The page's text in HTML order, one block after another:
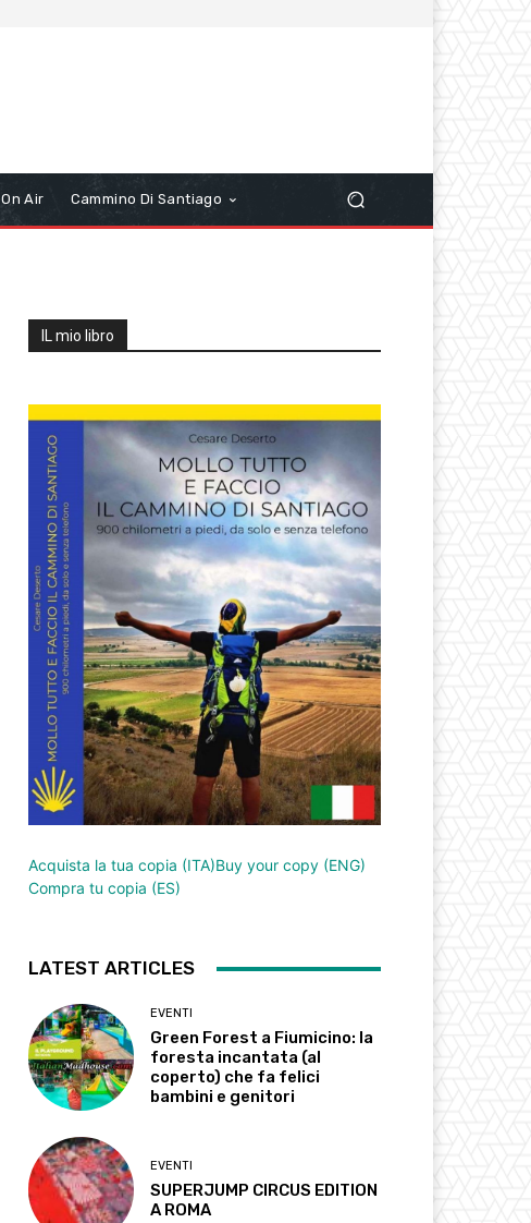
On Air Cammino Di Santiago
IL mio libro
Acquista la tua copia (ITA)Buy your copy (ENG)
Compra tu copia (ES)
LATEST ARTICLES
EVENTI
Green Forest a Fiumicino: la
foresta incantata (al
coperto) che fa felici
bambini e genitori
EVENTI
SUPERJUMP CIRCUS EDITION
A ROMA